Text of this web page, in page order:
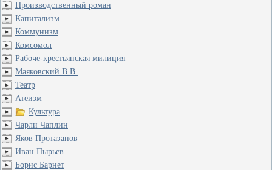
Производственный роман
Капитализм
Коммунизм
Комсомол
Рабоче-крестьянская милиция
Маяковский В.В.
Театр
Атеизм
Культура
Чарли Чаплин
Яков Протазанов
Иван Пырьев
Борис Барнет